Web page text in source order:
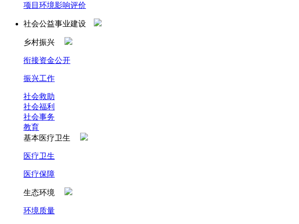
项目环境影响评价
社会公益事业建设
乡村振兴
衔接资金公开
振兴工作
社会救助
社会福利
社会事务
教育
基本医疗卫生
医疗卫生
医疗保障
生态环境
环境质量